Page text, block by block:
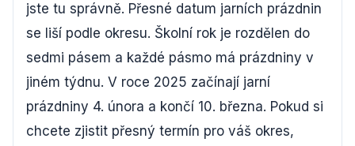
jste tu správně. Přesné datum jarních prázdnin
se liší podle okresu. Školní rok je rozdělen do
sedmi pásem a každé pásmo má prázdniny v
jiném týdnu. V roce 2025 začínají jarní
prázdniny 4. února a končí 10. března. Pokud si
chcete zjistit přesný termín pro váš okres,